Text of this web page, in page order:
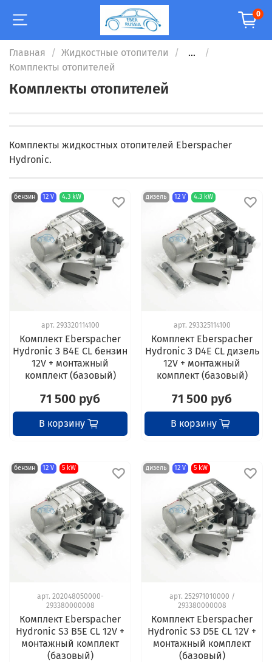
0
Главная Жидкостные отопители
...
Комплекты отопителей
Комплекты отопителей
Комплекты жидкостных отопителей Eberspacher
Hydronic.
бензин 12 V 4.3 kW
арт. 293320114100
Комплект Eberspacher
Hydronic 3 B4E CL бензин
12V + монтажный
комплект (базовый)
71 500 руб
В корзину
дизель 12 V 4.3 kW
арт. 293325114100
Комплект Eberspacher
Hydronic 3 D4E CL дизель
12V + монтажный
комплект (базовый)
71 500 руб
В корзину
бензин 12 V 5 kW
арт. 202048050000-
293380000008
Комплект Eberspacher
Hydronic S3 B5E CL 12V +
монтажный комплект
(базовый)
дизель 12 V 5 kW
арт. 252971010000 /
293380000008
Комплект Eberspacher
Hydronic S3 D5E CL 12V +
монтажный комплект
(базовый)